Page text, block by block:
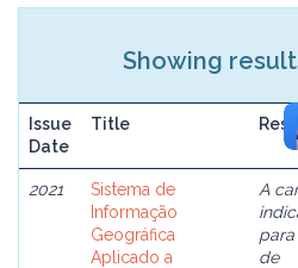
Showing
Issue
Date
Title
2021
Sistema de
Informação
Geográfica
Aplicado a
A
de